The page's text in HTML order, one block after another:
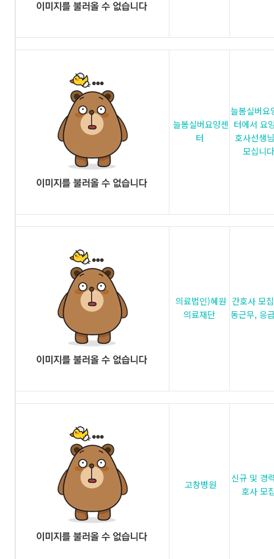
늘봄실버요양센
터
늘봄실버요
터에서 요
호사선생
모십니다
의료법인)혜원
의료재단
간호사 모
동근무, 응
고창병원
신규 및 경
호사 모